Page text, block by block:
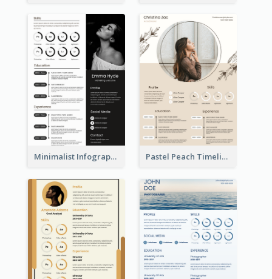
Minimalist Infographic Resume Pastel Peach Timeline Resume